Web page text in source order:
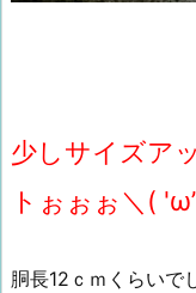
少しサイズア
トぉぉぉ＼(
胴長12ｃｍくらいで